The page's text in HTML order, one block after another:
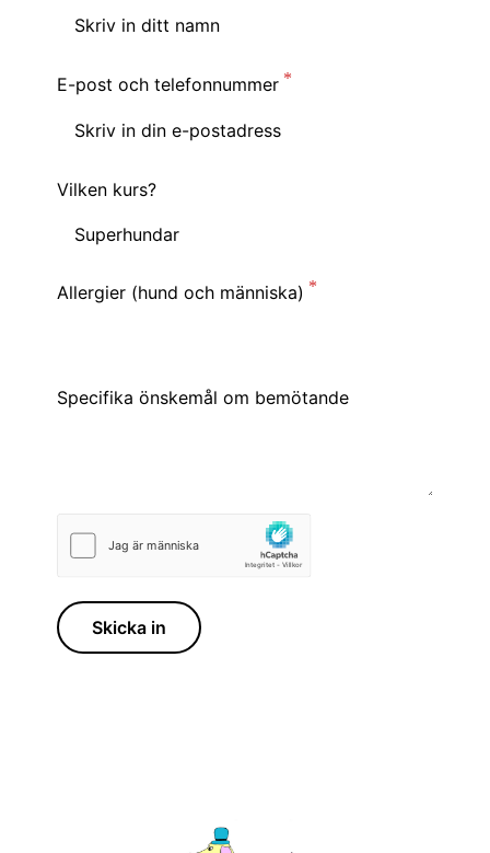
E-post och telefonnummer
Vilken kurs?
Allergier (hund och människa)
Specifika önskemål om bemötande
Skicka in